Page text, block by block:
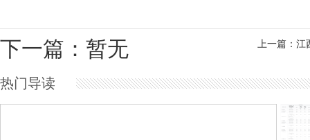
上一篇：江
下一篇：暂无
热门导读